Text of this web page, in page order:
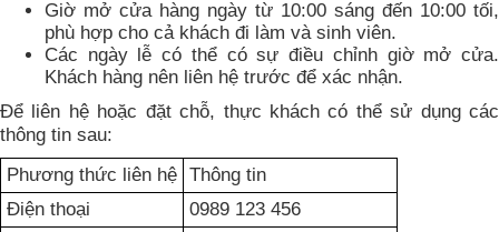
Giờ mở cửa hàng ngày từ 10:00 sáng đến 10:00 tối,
phù hợp cho cả khách đi làm và sinh viên.
Các ngày lễ có thể có sự điều chỉnh giờ mở cửa.
Khách hàng nên liên hệ trước để xác nhận.
Để liên hệ hoặc đặt chỗ, thực khách có thể sử dụng các
thông tin sau:
Phương thức liên hệ Thông tin
Điện thoại
0989 123 456